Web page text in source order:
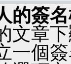
的簽
文章
一個